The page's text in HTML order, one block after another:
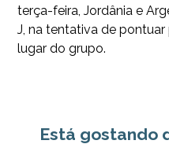
terça-feira, Jordânia e
J, na tentativa de
lugar do grupo.
Está gostando